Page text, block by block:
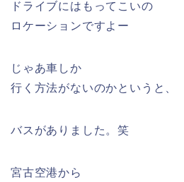
ドライブにはもってこいの
ロケーションですよー
じゃあ車しか
行く方法がないのかというと、
バスがありました。笑
宮古空港から